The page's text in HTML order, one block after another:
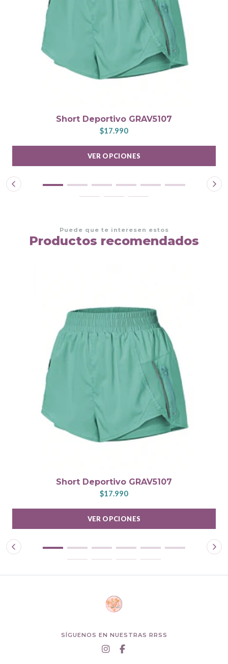
Short Deportivo GRAV5107
$17.990
VER OPCIONES
Puede que te interesen estos
Productos recomendados
Short Deportivo GRAV5107
$17.990
VER OPCIONES
SÍGUENOS EN NUESTRAS RRSS